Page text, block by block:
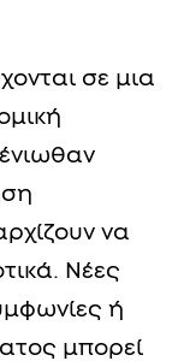
σε μια
να
Νέες
ή
μπορεί